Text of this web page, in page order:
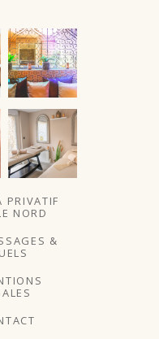
À partir de
PRIVATIF
NORD
&